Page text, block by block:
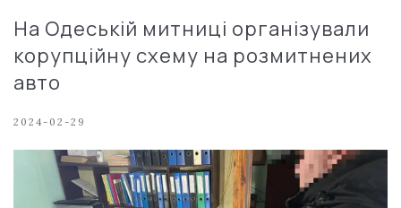
На Одеській митниці організували
корупційну схему на розмитнених
авто
2024-02-29